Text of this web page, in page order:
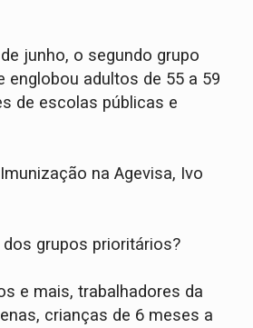
junho, o segundo grupo
englobou adultos de 55 a 59
de escolas públicas e
na Agevisa, Ivo
grupos prioritários?
e mais, trabalhadores da
crianças de 6 meses a